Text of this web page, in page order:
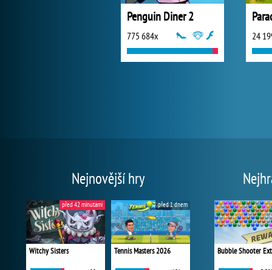
Penguin Diner 2
775 684x 24
Nejnovější hry
Witchy Sisters
před 42 minutami
Tennis Masters 2026
před 1 dnem
Bubble Shooter